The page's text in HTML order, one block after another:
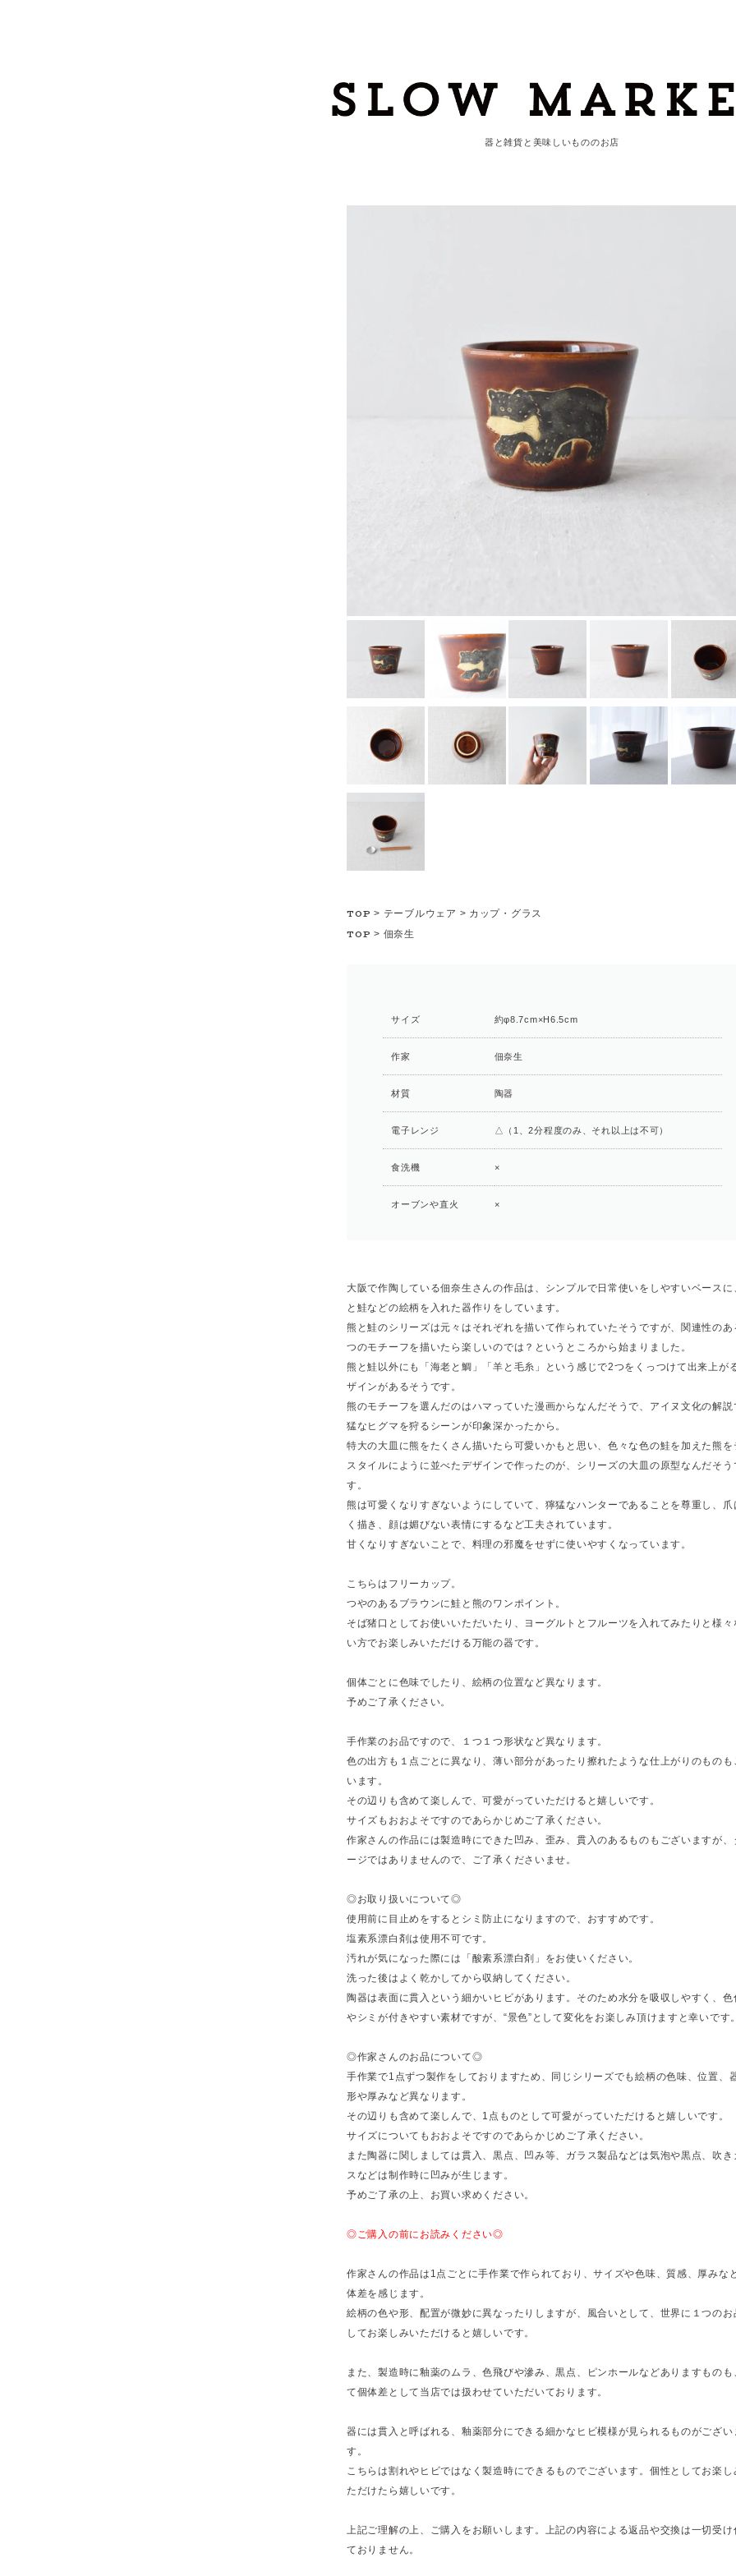
器と雑貨と美味しいもののお店
TOP > テーブルウェア > カップ・グラス
TOP > 佃奈生
サイズ 約φ8.7cm×H6.5cm
作家 佃奈生
材質 陶器
電子レンジ △（1、2分程度のみ、それ以上は不可）
食洗機 ×
オーブンや直火 ×
大阪で作陶している佃奈生さんの作品は、シンプルで日常使いをしやすいベースに
と鮭などの絵柄を入れた器作りをしています。
熊と鮭のシリーズは元々はそれぞれを描いて作られていたそうですが、関連性のあ
つのモチーフを描いたら楽しいのでは？というところから始まりました。
熊と鮭以外にも「海老と鯛」「羊と毛糸」という感じで2つをくっつけて出来上が
ザインがあるそうです。
熊のモチーフを選んだのはハマっていた漫画からなんだそうで、アイヌ文化の解説
猛なヒグマを狩るシーンが印象深かったから。
特大の大皿に熊をたくさん描いたら可愛いかもと思い、色々な色の鮭を加えた熊を
スタイルにように並べたデザインで作ったのが、シリーズの大皿の原型なんだそう
す。
熊は可愛くなりすぎないようにしていて、獰猛なハンターであることを尊重し、爪
く描き、顔は媚びない表情にするなど工夫されています。
甘くなりすぎないことで、料理の邪魔をせずに使いやすくなっています。
こちらはフリーカップ。
つやのあるブラウンに鮭と熊のワンポイント。
そば猪口としてお使いいただいたり、ヨーグルトとフルーツを入れてみたりと様々
い方でお楽しみいただける万能の器です。
個体ごとに色味でしたり、絵柄の位置など異なります。
予めご了承ください。
手作業のお品ですので、１つ１つ形状など異なります。
色の出方も１点ごとに異なり、薄い部分があったり擦れたような仕上がりのものも
います。
その辺りも含めて楽しんで、可愛がっていただけると嬉しいです。
サイズもおおよそですのであらかじめご了承ください。
作家さんの作品には製造時にできた凹み、歪み、貫入のあるものもございますが、
ージではありませんので、ご了承くださいませ。
◎お取り扱いについて◎
使用前に目止めをするとシミ防止になりますので、おすすめです。
塩素系漂白剤は使用不可です。
汚れが気になった際には「酸素系漂白剤」をお使いください。
洗った後はよく乾かしてから収納してください。
陶器は表面に貫入という細かいヒビがあります。そのため水分を吸収しやすく、色
やシミが付きやすい素材ですが、“景色”として変化をお楽しみ頂けますと幸いです。
◎作家さんのお品について◎
手作業で1点ずつ製作をしておりますため、同じシリーズでも絵柄の色味、位置、
形や厚みなど異なります。
その辺りも含めて楽しんで、1点ものとして可愛がっていただけると嬉しいです。
サイズについてもおおよそですのであらかじめご了承ください。
また陶器に関しましては貫入、黒点、凹み等、ガラス製品などは気泡や黒点、吹き
スなどは制作時に凹みが生じます。
予めご了承の上、お買い求めください。
◎ご購入の前にお読みください◎
作家さんの作品は1点ごとに手作業で作られており、サイズや色味、質感、厚みな
体差を感じます。
絵柄の色や形、配置が微妙に異なったりしますが、風合いとして、世界に１つのお
してお楽しみいただけると嬉しいです。
また、製造時に釉薬のムラ、色飛びや滲み、黒点、ピンホールなどありますものも
て個体差として当店では扱わせていただいております。
器には貫入と呼ばれる、釉薬部分にできる細かなヒビ模様が見られるものがござい
す。
こちらは割れやヒビではなく製造時にできるものでございます。個性としてお楽し
ただけたら嬉しいです。
上記ご理解の上、ご購入をお願いします。上記の内容による返品や交換は一切受け
ておりません。